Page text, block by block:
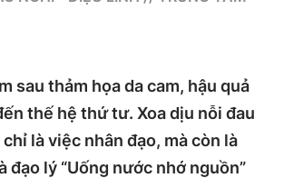
sau thảm họa da cam, hậu quả
thế hệ thứ tư. Xoa dịu nỗi đau
là việc nhân đạo, mà còn là
đạo lý “Uống nước nhớ nguồn”